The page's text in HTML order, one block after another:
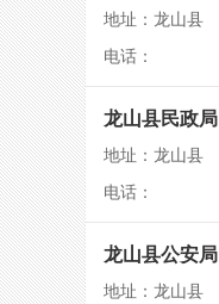
地址：龙山县
电话：
龙山县民政局
地址：龙山县
电话：
龙山县公安局
地址：龙山县